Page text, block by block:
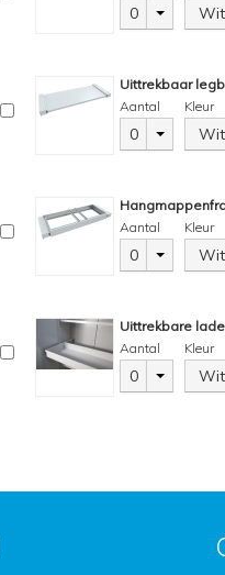
0
Uittrekbaar
Aantal
0
Kleur
Aantal
0
Kleur
Uittrekbare
Aantal
0
Kleur